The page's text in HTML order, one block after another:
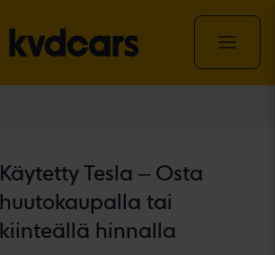
Käytetty Tesla – Osta
huutokaupalla tai
kiinteällä hinnalla